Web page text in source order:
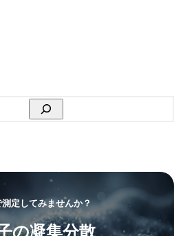
検
索
定してみませんか？
の凝集分散